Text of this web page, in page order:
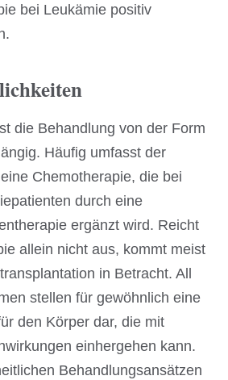
bei Leukämie positiv
die Behandlung von der Form
Häufig umfasst der
Chemotherapie, die bei
durch eine
ergänzt wird. Reicht
allein nicht aus, kommt meist
in Betracht. All
stellen für gewöhnlich eine
den Körper dar, die mit
einhergehen kann.
Behandlungsansätzen